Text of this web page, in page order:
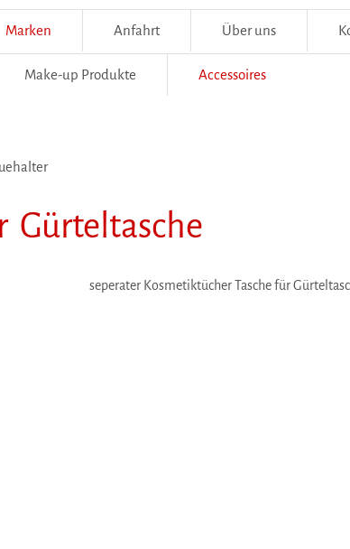
Marken Anfahrt Über uns
Gürteltasche
seperater Kosmetiktücher Tasche für
Make-up Produkte Accessoires